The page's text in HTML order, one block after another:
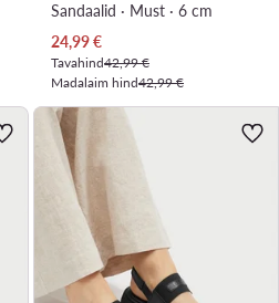
Sandaalid · Must · 6 cm
Praegune hind
24,99€
Tavahind42,99 €
Madalaim hind42,99 €